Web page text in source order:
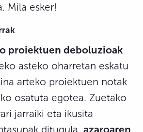
Mila esker!
proiektuen deboluzioak
asteko oharretan eskatu
arteko proiektuen notak
osatuta egotea. Zuetako
jarraiki eta ikusita
ditugula, azaroaren